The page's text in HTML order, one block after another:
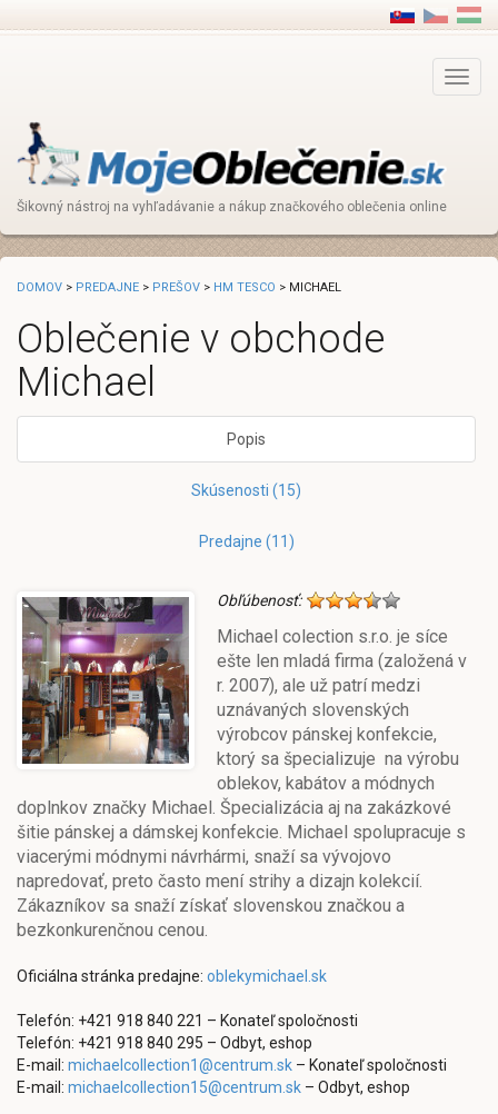
Main
Menu
Šikovný nástroj na vyhľadávanie a nákup značkového oblečenia online
DOMOV > PREDAJNE > PREŠOV > HM TESCO > MICHAEL
Oblečenie v obchode
Michael
Popis
Skúsenosti (15)
Predajne (11)
Obľúbenosť:
Michael colection s.r.o. je síce
ešte len mladá firma (založená v
r. 2007), ale už patrí medzi
uznávaných slovenských
výrobcov pánskej konfekcie,
ktorý sa špecializuje na výrobu
oblekov, kabátov a módnych
doplnkov značky Michael. Špecializácia aj na zakázkové
šitie pánskej a dámskej konfekcie. Michael spolupracuje s
viacerými módnymi návrhármi, snaží sa vývojovo
napredovať, preto často mení strihy a dizajn kolekcií.
Zákazníkov sa snaží získať slovenskou značkou a
bezkonkurenčnou cenou.
Oficiálna stránka predajne: oblekymichael.sk
Telefón: +421 918 840 221 – Konateľ spoločnosti
Telefón: +421 918 840 295 – Odbyt, eshop
E-mail: michaelcollection1@centrum.sk – Konateľ spoločnosti
E-mail: michaelcollection15@centrum.sk – Odbyt, eshop